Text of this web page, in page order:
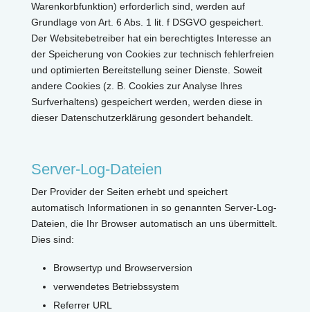
Warenkorbfunktion) erforderlich sind, werden auf
Grundlage von Art. 6 Abs. 1 lit. f DSGVO gespeichert.
Der Websitebetreiber hat ein berechtigtes Interesse an
der Speicherung von Cookies zur technisch fehlerfreien
und optimierten Bereitstellung seiner Dienste. Soweit
andere Cookies (z. B. Cookies zur Analyse Ihres
Surfverhaltens) gespeichert werden, werden diese in
dieser Datenschutzerklärung gesondert behandelt.
Server-Log-Dateien
Der Provider der Seiten erhebt und speichert
automatisch Informationen in so genannten Server-Log-
Dateien, die Ihr Browser automatisch an uns übermittelt.
Dies sind:
Browsertyp und Browserversion
verwendetes Betriebssystem
Referrer URL